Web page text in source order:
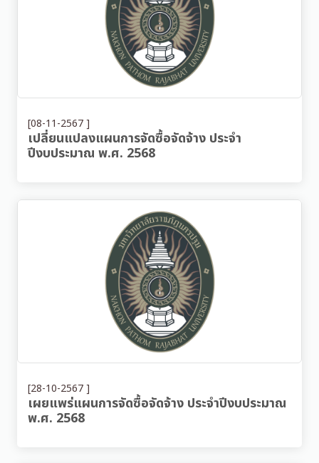
[08-11-2567 ]
เปลี่ยนแปลงแผนการจัดซื้อจัดจ้าง ประจำ
ปีงบประมาณ พ.ศ. 2568
[28-10-2567 ]
เผยแพร่แผนการจัดซื้อจัดจ้าง ประจำปีงบประมาณ
พ.ศ. 2568